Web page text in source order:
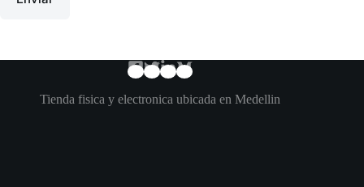
Tienda fisica y electronica ubicada en Medellin